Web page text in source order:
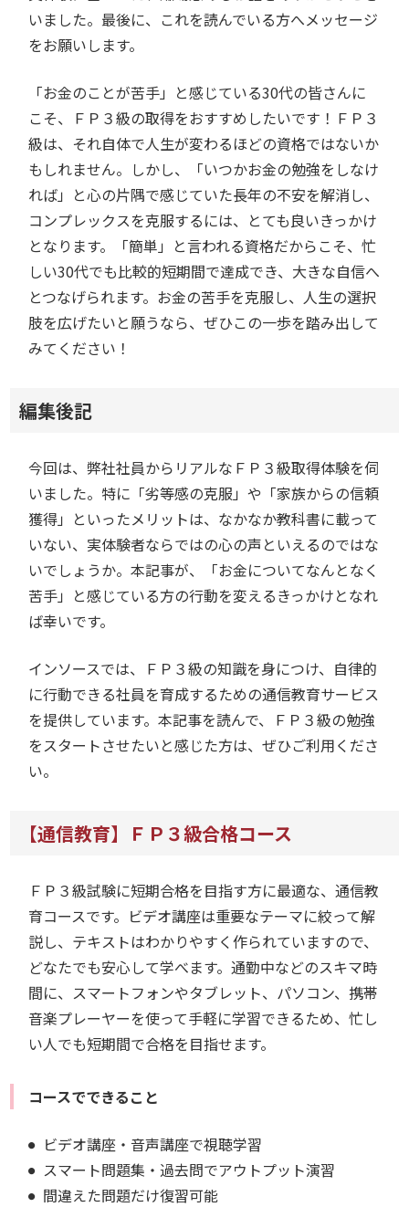
いました。最後に、これを読んでいる方へメッセージ
をお願いします。
「お金のことが苦手」と感じている30代の皆さんに
こそ、ＦＰ３級の取得をおすすめしたいです！ＦＰ３
級は、それ自体で人生が変わるほどの資格ではないか
もしれません。しかし、「いつかお金の勉強をしなけ
れば」と心の片隅で感じていた長年の不安を解消し、
コンプレックスを克服するには、とても良いきっかけ
となります。「簡単」と言われる資格だからこそ、忙
しい30代でも比較的短期間で達成でき、大きな自信へ
とつなげられます。お金の苦手を克服し、人生の選択
肢を広げたいと願うなら、ぜひこの一歩を踏み出して
みてください！
編集後記
今回は、弊社社員からリアルなＦＰ３級取得体験を伺
いました。特に「劣等感の克服」や「家族からの信頼
獲得」といったメリットは、なかなか教科書に載って
いない、実体験者ならではの心の声といえるのではな
いでしょうか。本記事が、「お金についてなんとなく
苦手」と感じている方の行動を変えるきっかけとなれ
ば幸いです。
インソースでは、ＦＰ３級の知識を身につけ、自律的
に行動できる社員を育成するための通信教育サービス
を提供しています。本記事を読んで、ＦＰ３級の勉強
をスタートさせたいと感じた方は、ぜひご利用くださ
い。
【通信教育】ＦＰ３級合格コース
ＦＰ３級試験に短期合格を目指す方に最適な、通信教
育コースです。ビデオ講座は重要なテーマに絞って解
説し、テキストはわかりやすく作られていますので、
どなたでも安心して学べます。通勤中などのスキマ時
間に、スマートフォンやタブレット、パソコン、携帯
音楽プレーヤーを使って手軽に学習できるため、忙し
い人でも短期間で合格を目指せます。
コースでできること
ビデオ講座・音声講座で視聴学習
スマート問題集・過去問でアウトプット演習
間違えた問題だけ復習可能